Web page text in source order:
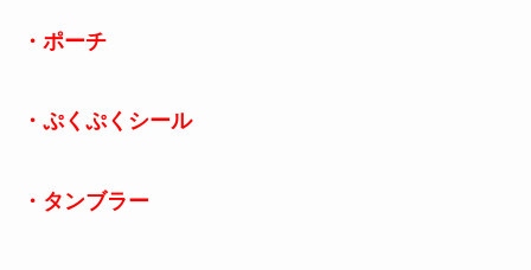
・ポーチ
・ぷくぷくシール
・タンブラー